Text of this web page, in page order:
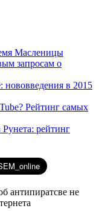
Масленицы
запросам о
нововведения в 2015
Рейтинг самых
рейтинг
антипиратсве не